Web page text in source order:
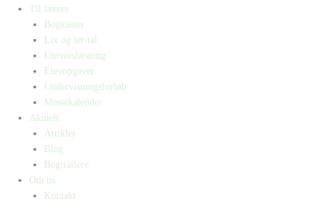
Til lærere
Bogkasser
Lix og let-tal
Universlæsning
Elevopgaver
Undervisningsforløb
Messekalender
Aktuelt
Artikler
Blog
Bogtrailere
Om os
Kontakt